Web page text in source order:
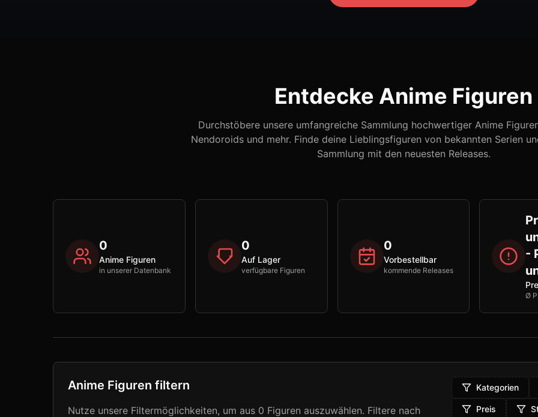
Entdecke Anime Figuren
Durchstöbere unsere umfangreiche Sammlung hochwertiger Anime
Nendoroids und mehr. Finde deine Lieblingsfiguren von bekannten Serien
Sammlung mit den neuesten Releases.
0
Anime Figuren
in unserer Datenbank
0
Auf Lager
verfügbare Figuren
0
Vorbestellbar
kommende Releases
-
Ø
Anime Figuren filtern
Nutze unsere Filtermöglichkeiten, um aus 0 Figuren auszuwählen. Filtere nach
Kategorien
Preis